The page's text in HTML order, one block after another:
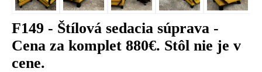
F149 - Štílová sedacia súprava -
Cena za komplet 880€. Stôl nie je v
cene.